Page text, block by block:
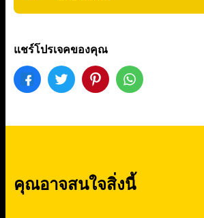
แชร์โปรเจคของคุณ
คุณอาจสนใจสิ่งนี้